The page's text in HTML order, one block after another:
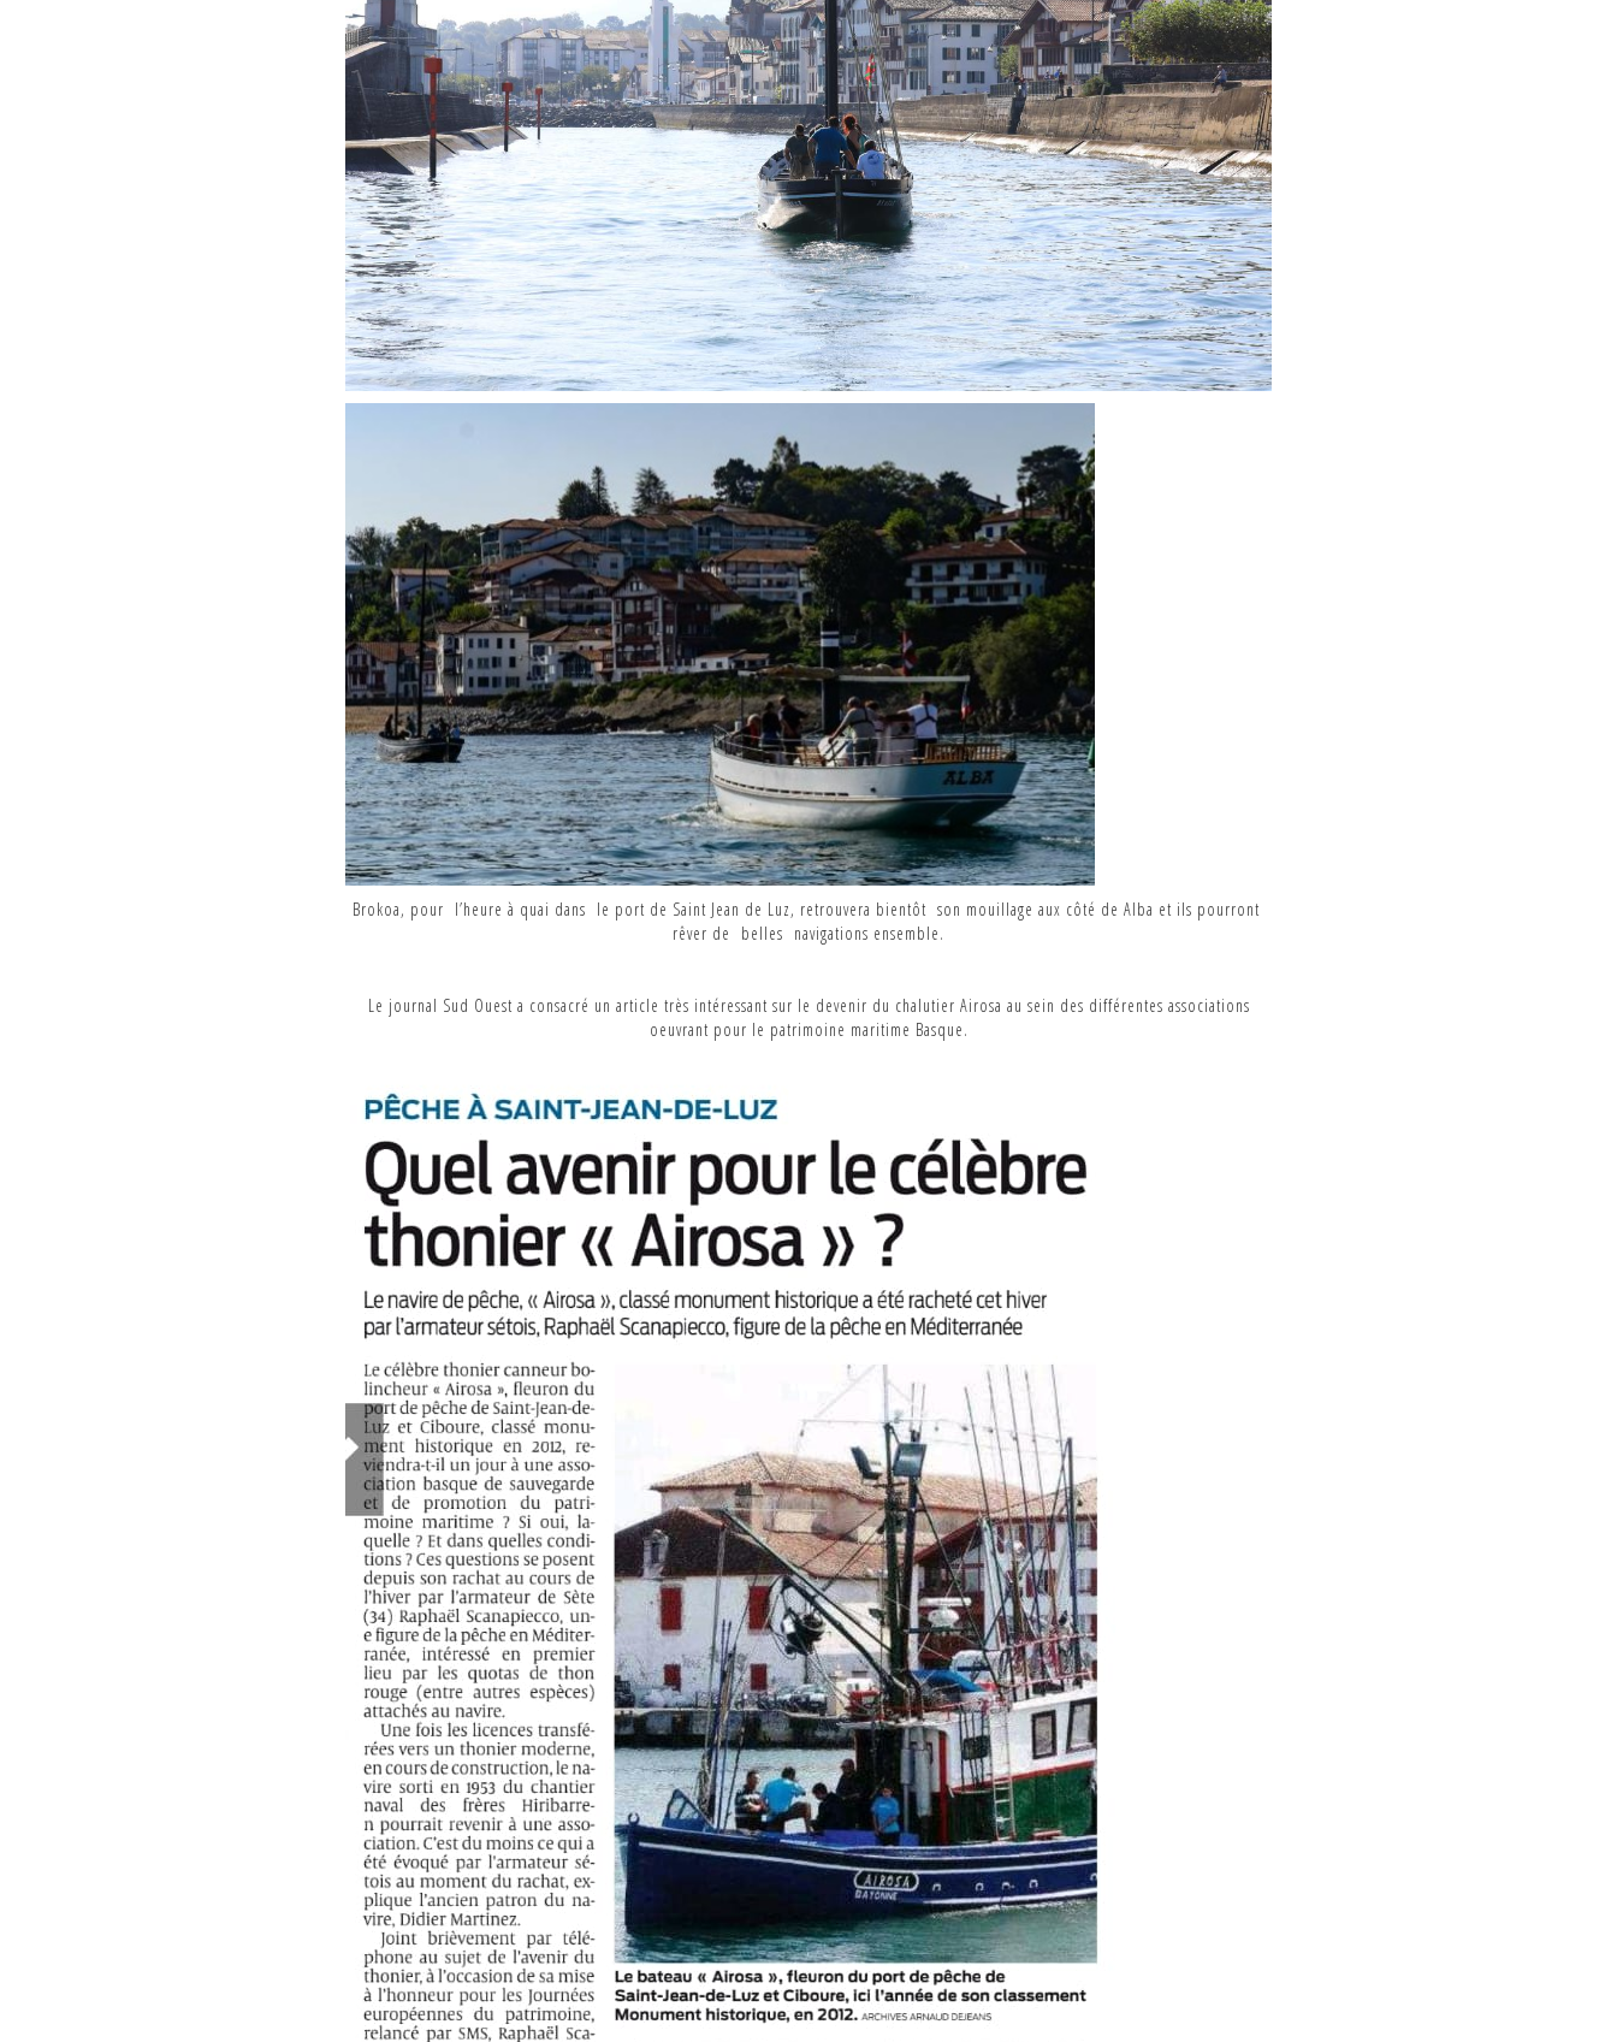
Brokoa, pour l’heure à quai dans le port de Saint Jean de Luz, retrouvera bientôt son mouillage aux côté de Alba et ils pourront
rêver de belles navigations ensemble.
Le journal Sud Ouest a consacré un article très intéressant sur le devenir du chalutier Airosa au sein des différentes associations
oeuvrant pour le patrimoine maritime Basque.